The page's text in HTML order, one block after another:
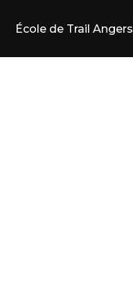
École de Trail Angers